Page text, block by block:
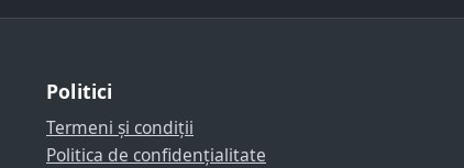
Politici
Termeni și condiții
Politica de confidențialitate